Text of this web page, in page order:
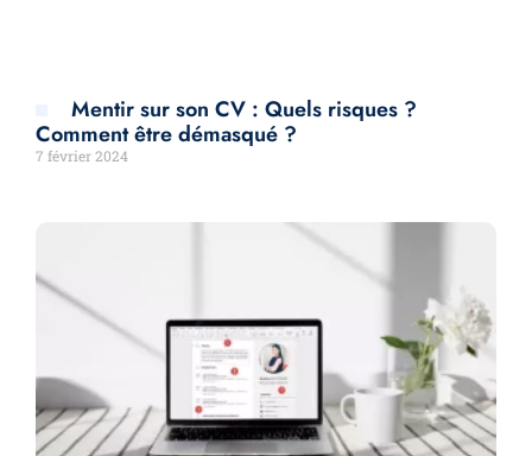
Mentir sur son CV : Quels risques ?
Comment être démasqué ?
7 février 2024